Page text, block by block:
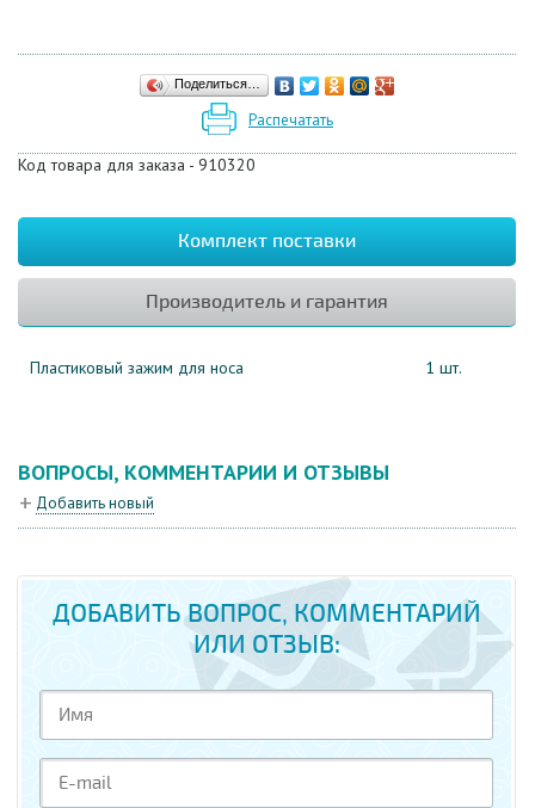
Поделиться…
Распечатать
Код товара для заказа - 910320
Комплект поставки
Производитель и гарантия
Пластиковый зажим для носа 1 шт.
ВОПРОСЫ, КОММЕНТАРИИ И ОТЗЫВЫ
Добавить новый
ДОБАВИТЬ ВОПРОС, КОММЕНТАРИЙ
ИЛИ ОТЗЫВ: